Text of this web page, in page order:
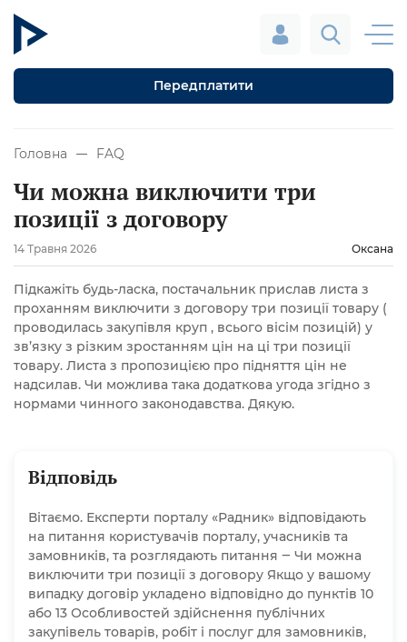
Передплатити
Головна FAQ
Чи можна виключити три
позиції з договору
14 Травня 2026 Оксана
Підкажіть будь-ласка, постачальник прислав листа з
проханням виключити з договору три позиції товару (
проводилась закупівля круп , всього вісім позицій) у
зв’язку з різким зростанням цін на ці три позиції
товару. Листа з пропозицією про підняття цін не
надсилав. Чи можлива така додаткова угода згідно з
нормами чинного законодавства. Дякую.
Відповідь
Вітаємо. Експерти порталу «Радник» відповідають
на питання користувачів порталу, учасників та
замовників, та розглядають питання ‒ Чи можна
виключити три позиції з договору Якщо у вашому
випадку договір укладено відповідно до пунктів 10
або 13 Особливостей здійснення публічних
закупівель товарів, робіт і послуг для замовників,